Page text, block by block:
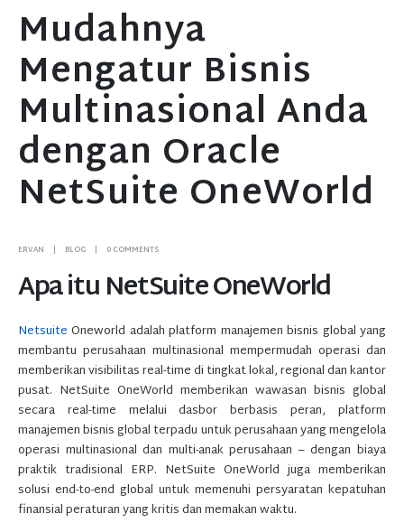
Mudahnya
Mengatur Bisnis
Multinasional Anda
dengan Oracle
NetSuite OneWorld
ERVAN BLOG 0 COMMENTS
Apa itu NetSuite OneWorld
Netsuite Oneworld adalah platform manajemen bisnis global yang
membantu perusahaan multinasional mempermudah operasi dan
memberikan visibilitas real-time di tingkat lokal, regional dan kantor
pusat. NetSuite OneWorld memberikan wawasan bisnis global
secara real-time melalui dasbor berbasis peran, platform
manajemen bisnis global terpadu untuk perusahaan yang mengelola
operasi multinasional dan multi-anak perusahaan – dengan biaya
praktik tradisional ERP. NetSuite OneWorld juga memberikan
solusi end-to-end global untuk memenuhi persyaratan kepatuhan
finansial peraturan yang kritis dan memakan waktu.